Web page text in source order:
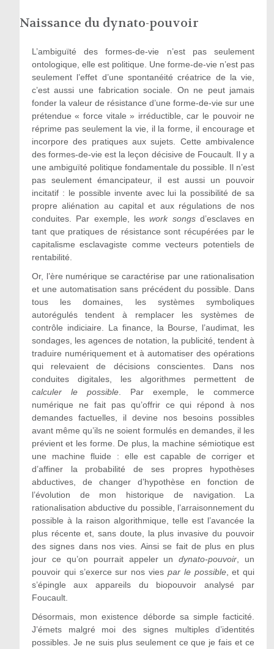
Naissance du dynato-pouvoir
L’ambiguïté des formes-de-vie n’est pas seulement
ontologique, elle est politique. Une forme-de-vie n’est pas
seulement l’effet d’une spontanéité créatrice de la vie,
c’est aussi une fabrication sociale. On ne peut jamais
fonder la valeur de résistance d’une forme-de-vie sur une
prétendue « force vitale » irréductible, car le pouvoir ne
réprime pas seulement la vie, il la forme, il encourage et
incorpore des pratiques aux sujets. Cette ambivalence
des formes-de-vie est la leçon décisive de Foucault. Il y a
une ambiguïté politique fondamentale du possible. Il n’est
pas seulement émancipateur, il est aussi un pouvoir
incitatif : le possible invente avec lui la possibilité de sa
propre aliénation au capital et aux régulations de nos
conduites. Par exemple, leswork songsd’esclaves en
tant que pratiques de résistance sont récupérées par le
capitalisme esclavagiste comme vecteurs potentiels de
rentabilité.
Or, l’ère numérique se caractérise par une rationalisation
et une automatisation sans précédent du possible. Dans
tous les domaines, les systèmes symboliques
autorégulés tendent à remplacer les systèmes de
contrôle indiciaire. La finance, la Bourse, l’audimat, les
sondages, les agences de notation, la publicité, tendent à
traduire numériquement et à automatiser des opérations
qui relevaient de décisions conscientes. Dans nos
conduites digitales, les algorithmes permettent de
calculer le possible . Par exemple, le commerce
numérique ne fait pas qu’offrir ce qui répond à nos
demandes factuelles, il devine nos besoins possibles
avant même qu’ils ne soient formulés en demandes, il les
prévient et les forme. De plus, la machine sémiotique est
une machine fluide : elle est capable de corriger et
d’affiner la probabilité de ses propres hypothèses
abductives, de changer d’hypothèse en fonction de
l’évolution de mon historique de navigation. La
rationalisation abductive du possible, l’arraisonnement du
possible à la raison algorithmique, telle est l’avancée la
plus récente et, sans doute, la plus invasive du pouvoir
des signes dans nos vies. Ainsi se fait de plus en plus
jour ce qu’on pourrait appeler undynato-pouvoir , un
pouvoir qui s’exerce sur nos vies par le possible, et qui
s’épingle aux appareils du biopouvoir analysé par
Foucault.
Désormais, mon existence déborde sa simple facticité.
J’émets malgré moi des signes multiples d’identités
possibles. Je ne suis plus seulement ce que je fais et ce